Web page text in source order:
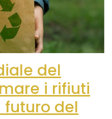
del
i rifiuti
futuro del